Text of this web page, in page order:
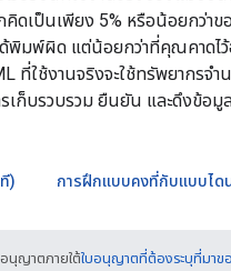
คิดเป็นเพียง 5% หรือน้อยกว่า
ด้พิมพ์ผิด แต่น้อยกว่าที่คุณคาดไ
ที่ใช้งานจริงจะใช้ทรัพยากรจ
เก็บรวบรวม ยืนยัน และดึงข้อมู
)
การฝึกแบบคงที่กับแบบได
อนุญาตภายใต้ใบอนุญาตที่ต้องระบุที่มาข